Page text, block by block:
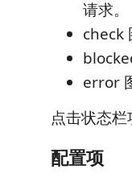
请求。
check
error
点击状态栏
配置项